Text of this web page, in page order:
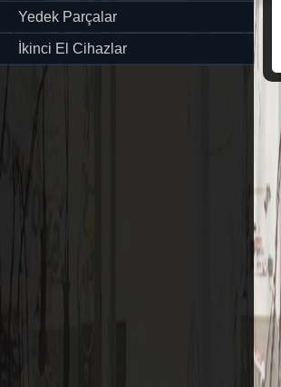
Yedek Parçalar
İkinci El Cihazlar